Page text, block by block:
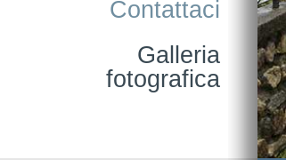
Contattaci
Galleria
fotografica